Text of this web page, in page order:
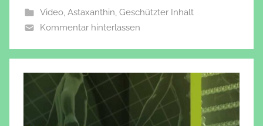
Video, Astaxanthin Geschützter Inhalt
Kommentar hinterlassen